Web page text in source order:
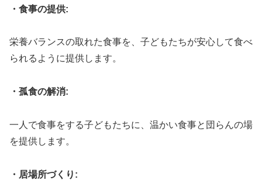
・食事の提供:
栄養バランスの取れた食事を、子どもたちが安心して食べ
られるように提供します。
・孤食の解消:
一人で食事をする子どもたちに、温かい食事と団らんの場
を提供します。
・居場所づくり: